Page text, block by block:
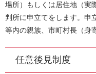
場所）もしくは居住地（実
判所に申立てをします。申
等内の親族、市町村長（身
任意後見制度